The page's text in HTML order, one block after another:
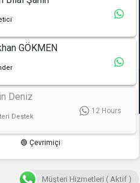
/ İSTANBUL
Tanitimyazisi.com.tr
Değildir.
Deniz
Destek
12 Hours
GÖKMEN
🟢 Çevrimiçi
Müşteri Hizmetleri ( Aktif )